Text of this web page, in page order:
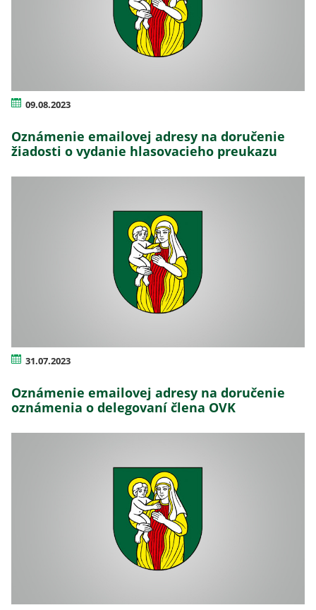
09.08.2023
Oznámenie emailovej adresy na doručenie
žiadosti o vydanie hlasovacieho preukazu
31.07.2023
Oznámenie emailovej adresy na doručenie
oznámenia o delegovaní člena OVK